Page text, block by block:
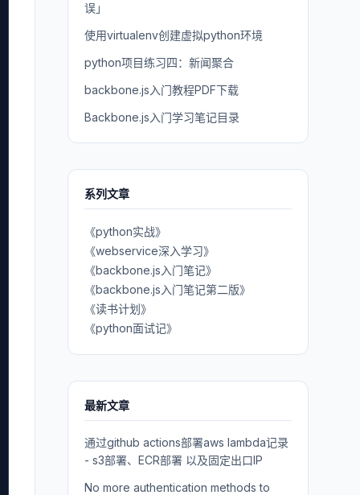
误」
使用virtualenv创建虚拟python环境
python项目练习四：新闻聚合
backbone.js入门教程PDF下载
Backbone.js入门学习笔记目录
系列文章
《python实战》
《webservice深入学习》
《backbone.js入门笔记》
《backbone.js入门笔记第二版》
《读书计划》
《python面试记》
最新文章
通过github actions部署aws lambda记录
- s3部署、ECR部署 以及固定出口IP
No more authentication methods to